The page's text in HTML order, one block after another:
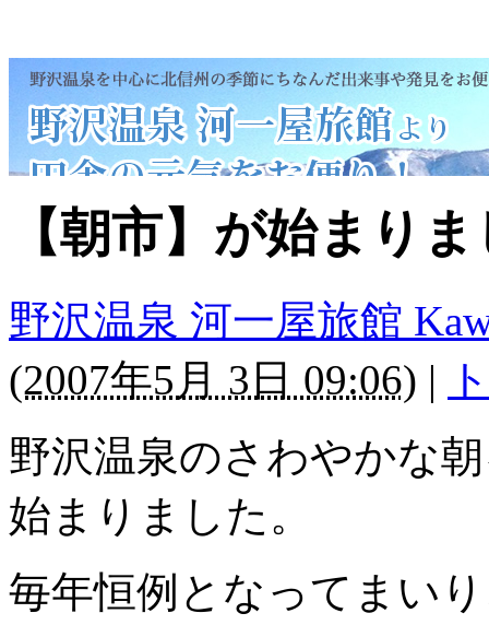
【朝市】が始まり
野沢温泉 河一屋旅館
(2007年5月 3日 09:06) |
野沢温泉のさわやかな
始まりました。
毎年恒例となってまい